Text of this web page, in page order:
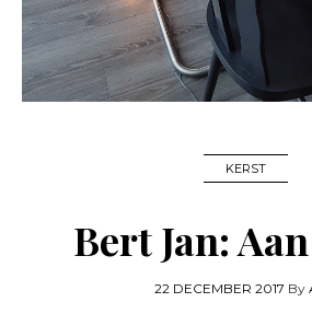
KERST
Bert Jan:
22 DECEMBER 2017 By